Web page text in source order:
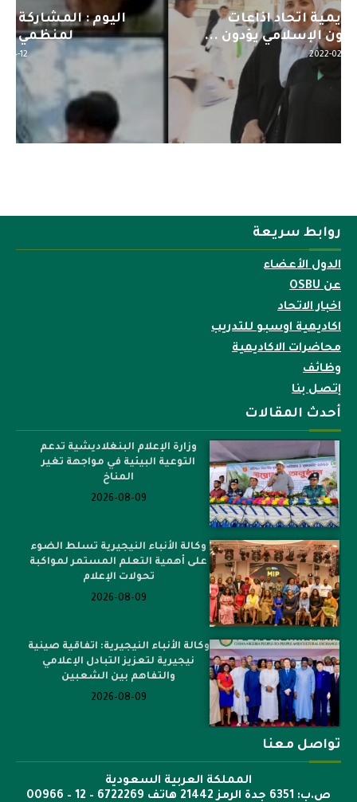
اليوم : المشاركة بالاجتماع التحضيري
لمنظمي قمة اسيا...
روابط سريعة
الدول الأعضاء
عن OSBU
اخبار الاتحاد
اكاديمية اوسبو للتدريب
محاضرات الاكاديمية
وظائف
إتصل بنا
أحدث المقالات
وزارة الإعلام البنغلاديشية تدعم
التوعية البيئية في مواجهة تغير
المناخ
2026-08-09
وكالة الأنباء النيجيرية تسلط الضوء
على أهمية التعلم المستمر لمواكبة
تحولات الإعلام
2026-08-09
وكالة الأنباء النيجيرية: اتفاقية صينية
نيجيرية لتعزيز التبادل الإعلامي
والتفاهم بين الشعبين
2026-08-09
تواصل معنا
المملكة العربية السعودية
ص.ب: 6351 جدة الرمز 21442 هاتف 6722269 – 12 – 00966